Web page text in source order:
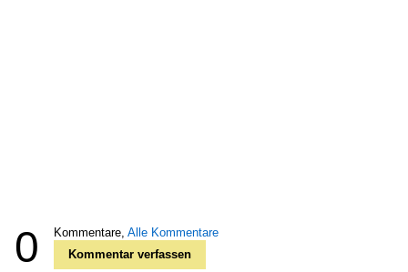
0 Kommentare, Alle Kommentare
Kommentar verfassen